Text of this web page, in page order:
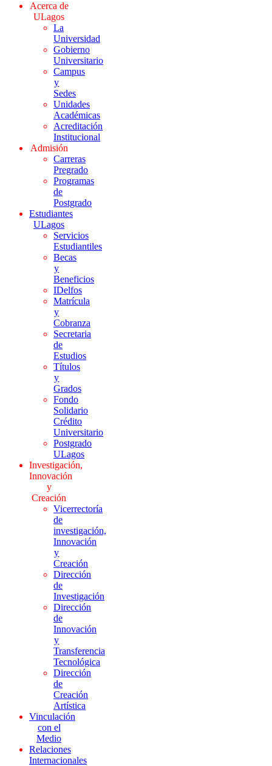
Acerca de
ULagos
La
Universidad
Gobierno
Universitario
Campus
y
Sedes
Unidades
Académicas
Acreditación
Institucional
Admisión
Carreras
Pregrado
Programas
de
Postgrado
Estudiantes
ULagos
Servicios
Estudiantiles
Becas
y
Beneficios
IDelfos
Matrícula
y
Cobranza
Secretaria
de
Estudios
Títulos
y
Grados
Fondo
Solidario
Crédito
Universitario
Postgrado
ULagos
Investigación,
Innovación
y
Creación
Vicerrectoría
de
investigación,
Innovación
y
Creación
Dirección
de
Investigación
Dirección
de
Innovación
y
Transferencia
Tecnológica
Dirección
de
Creación
Artística
Vinculación
con el
Medio
Relaciones
Internacionales